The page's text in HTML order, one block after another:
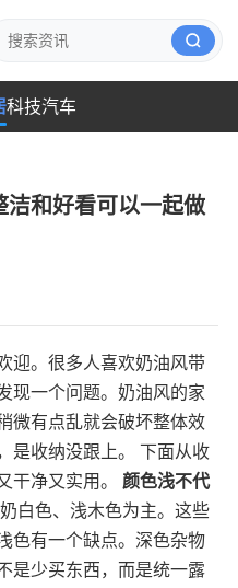
科技汽车
洁和好看可以一起做
迎。很多人喜欢奶油风带
现一个问题。奶油风的家
微有点乱就会破坏整体效
是收纳没跟上。 下面从收
干净又实用。 颜色浅不代
白色、浅木色为主。这些
色有一个缺点。深色杂物
是少买东西，而是统一露